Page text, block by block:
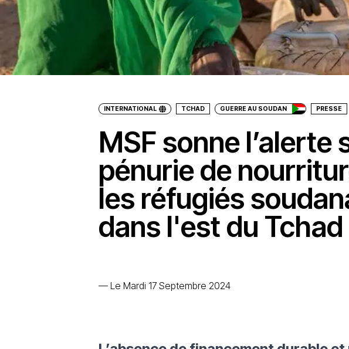
INTERNATIONAL TCHAD GUERRE AU SOUDAN PRESSE
MSF sonne l’alerte
pénurie de
les réfugiés
dans l'est du Tchad
— Le Mardi 17 Septembre 2024